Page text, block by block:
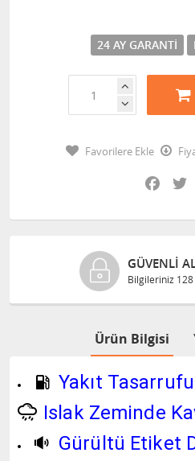
24 AY GARANTI
Favorilere Ekle
GÜVENLI
Bilgileriniz 128
Ürün Bilgisi
Yakıt
Islak Zeminde
Gürültü Etiket